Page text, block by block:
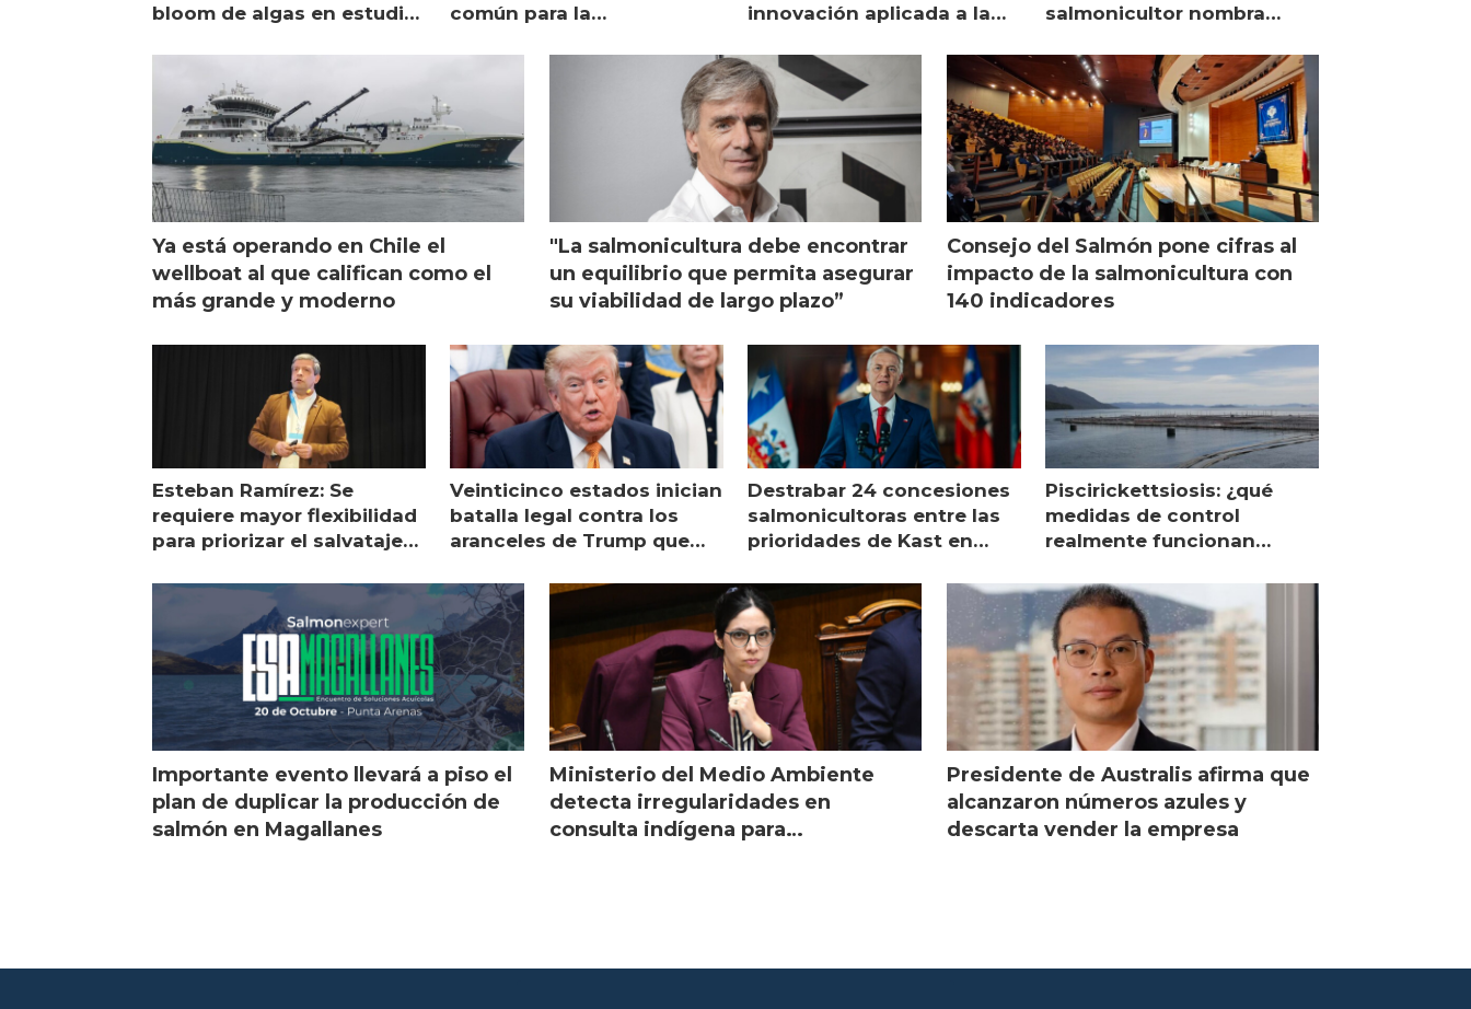
bloom de algas en estudio
común para la
innovación aplicada a la
salmonicultor nombra
Ya está operando en Chile el
wellboat al que califican como el
más grande y moderno
"La salmonicultura debe encontrar
un equilibrio que permita asegurar
su viabilidad de largo plazo”
Consejo del Salmón pone cifras al
impacto de la salmonicultura con
140 indicadores
Esteban Ramírez: Se
requiere mayor flexibilidad
para priorizar el salvataje
Veinticinco estados inician
batalla legal contra los
aranceles de Trump que
Destrabar 24 concesiones
salmonicultoras entre las
prioridades de Kast en
Piscirickettsiosis: ¿qué
medidas de control
realmente funcionan
Importante evento llevará a piso el
plan de duplicar la producción de
salmón en Magallanes
Ministerio del Medio Ambiente
detecta irregularidades en
consulta indígena para
Presidente de Australis afirma que
alcanzaron números azules y
descarta vender la empresa